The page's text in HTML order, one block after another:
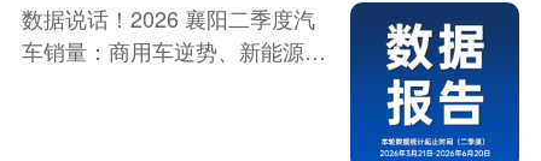
数据说话！2026 襄阳二季度汽
车销量：商用车逆势、新能源持